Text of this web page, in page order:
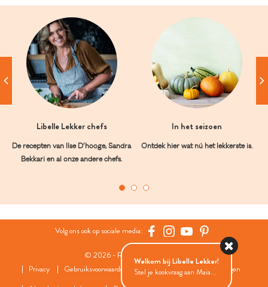
Libelle Lekker chefs
De recepten van Ilse D’hooge, Sandra
Bekkari en al onze andere chefs.
In het seizoen
Ontdek hier wat nú het lekkerste is.
Volg ons ook op sociale media:
© 2026 - Roularta Media Group
Privacy
Gebruiksvoorwaarden Cookies
Cookies instellingen
Welkom bij Libelle Lekker!
Stel je kookvraag aan Maia...